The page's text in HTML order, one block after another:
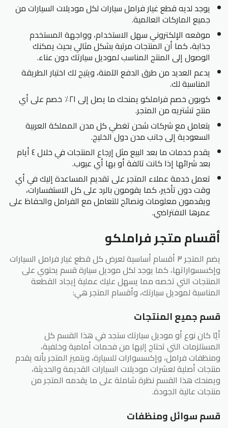
يوجد لديه قطع غيار فرامل سيارات لكل موديلات السيارات من
جميع الماركات العالمية.
موقعه الإلكتروني سهل الاستخدام، وواجهة المستخدم
جذابة، كما أن المنتجات مرتبة بشكل مثالي بحيث يمكنك
الوصول إلى المنتج المناسب لموديل سيارتك دون عناء.
يدعم العديد من طرق الدفع الآمنة، ويتيح لك اختيار الطريقة
المناسبة لك.
كوبون خصم فراملكو يمنحك ما يصل إلى ٢١٪ خصم على أي
منتج تشتريه من المتجر.
يتعامل مع شركات شحن تغطي كل مدن المملكة العربية
السعودية إلى جانب مدن دول الخليج.
يقدم خدمات ما بعد البيع مثل إرجاع المنتجات في خلال ٤ أيام
بعد شرائها إذا كانت تالفة أو بها أي عيوب.
تعمل خدمة عملاء المتجر على تقديم المساعدة إليك في أي
وقت دون تأخير، كما يقومون بالرد على كل الاستفسارات،
ويقدمون معلومات ونصائح للتعامل مع الفرامل والحفاظ على
عمرها الافتراضي.
أقسام متجر فراملكو
يضم المتجر ٣ أقسام أساسية لعرض كل قطع غيار فرامل السيارات
وإكسسواراتها، كما يوجد لكل موديل سيارة قسم يحتوي على
المنتجات التي تخصه مما يسهل عليك عملية إيجاد القطعة
المناسبة لموديل سيارتك، وأقسام المتجر هي:
قسم جميع المنتجات
أيًا كان نوع أو موديل سيارتك ستجد في هذا القسم كل
المستلزمات التي تحتاج إليها من فحمات أمامية وخلفية،
ومنظفات فرامل، وإكسسوارات للسيارة، ويتميز المتجر بأنه يقدم
منتجات أصلية لعشرات موديلات السيارات القديمة والحديثة،
ويمنحك هذا القسم نظرة شاملة على ما يقدمه المتجر من
منتجات عالية الجودة.
قسم سوائل ومنظفات